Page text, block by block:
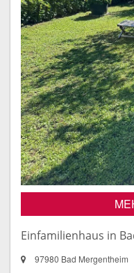
Einfamilienhaus in
97980 Bad Mergentheim